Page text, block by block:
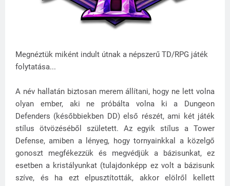
Megnéztük miként indult útnak a népszerű TD/RPG játék
folytatása...
A név hallatán biztosan merem állítani, hogy ne lett volna
olyan ember, aki ne próbálta volna ki a Dungeon
Defenders (későbbiekben DD) első részét, ami két játék
stílus ötvözéséből született. Az egyik stílus a Tower
Defense, amiben a lényeg, hogy tornyainkkal a közelgő
gonoszt megfékezzük és megvédjük a bázisunkat, ez
esetben a kristályunkat (tulajdonképp ez volt a bázisunk
szíve, és ha ezt elpusztították, akkor elölről kellett